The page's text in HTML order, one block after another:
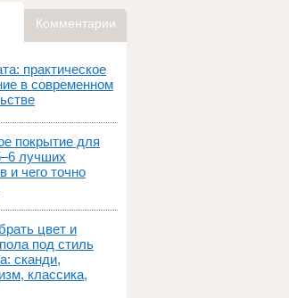
Комментарии
практическое
в современном
покрытие для
лучших
и чего точно
цвет и
под стиль
сканди,
классика,